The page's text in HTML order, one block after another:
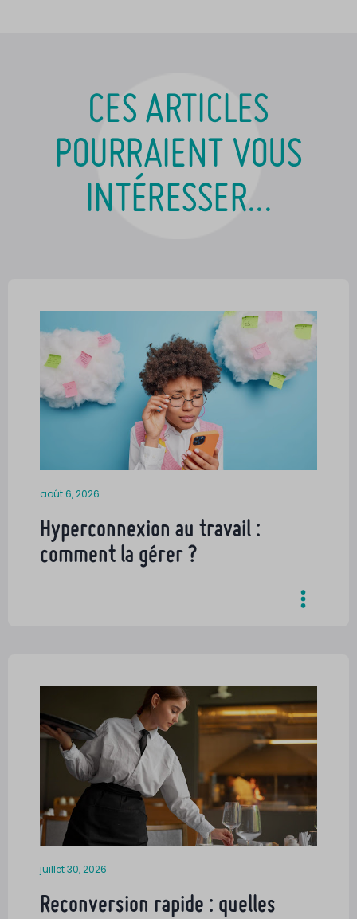
CES ARTICLES
POURRAIENT VOUS
INTÉRESSER...
août 6, 2026
Hyperconnexion au travail :
comment la gérer ?
juillet 30, 2026
Reconversion rapide : quelles